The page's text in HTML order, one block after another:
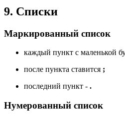
9. Списки
Маркированный список
каждый пункт с маленькой
после пункта ставится ;
последний пункт - .
Нумерованный список